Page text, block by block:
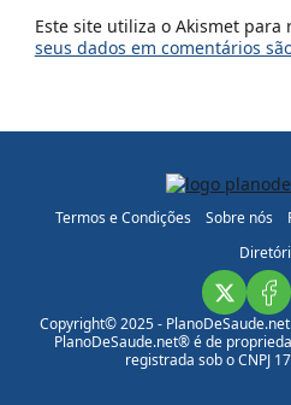
Este site utiliza o Akismet para
seus dados em comentários
Termos e Condições Sobre nós
Copyright© 2025 -
PlanoDeSaude.net® é de
registrada sob o CNPJ